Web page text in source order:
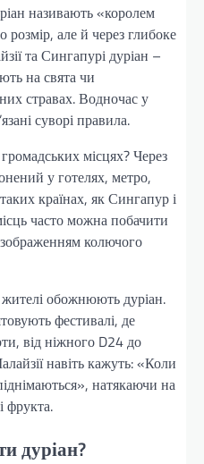
називають «королем
але й через глибоке
та Сингапурі дуріан –
на свята чи
стравах. Водночас у
суворі правила.
місцях? Через
у готелях, метро,
країнах, як Сингапур і
часто можна побачити
колючого
обожнюють дуріан.
фестивалі, де
від ніжного D24 до
навіть кажуть: «Коли
натякаючи на
фрукта.
дуріан?